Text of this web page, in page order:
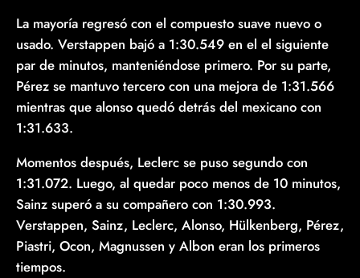
La mayoría regresó con el compuesto suave nuevo o
usado. Verstappen bajó a 1:30.549 en el el siguiente
par de minutos, manteniéndose primero. Por su parte,
Pérez se mantuvo tercero con una mejora de 1:31.566
mientras que alonso quedó detrás del mexicano con
1:31.633.
Momentos después, Leclerc se puso segundo con
1:31.072. Luego, al quedar poco menos de 10 minutos,
Sainz superó a su compañero con 1:30.993.
Verstappen, Sainz, Leclerc, Alonso, Hülkenberg, Pérez,
Piastri, Ocon, Magnussen y Albon eran los primeros
tiempos.